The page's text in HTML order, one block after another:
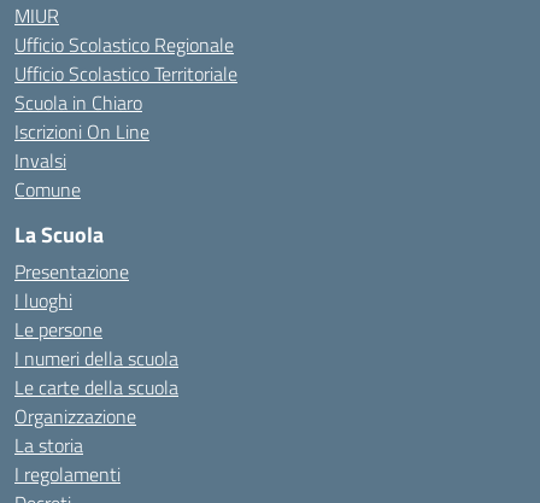
MIUR
Ufficio Scolastico Regionale
Ufficio Scolastico Territoriale
Scuola in Chiaro
Iscrizioni On Line
Invalsi
Comune
La Scuola
Presentazione
I luoghi
Le persone
I numeri della scuola
Le carte della scuola
Organizzazione
La storia
I regolamenti